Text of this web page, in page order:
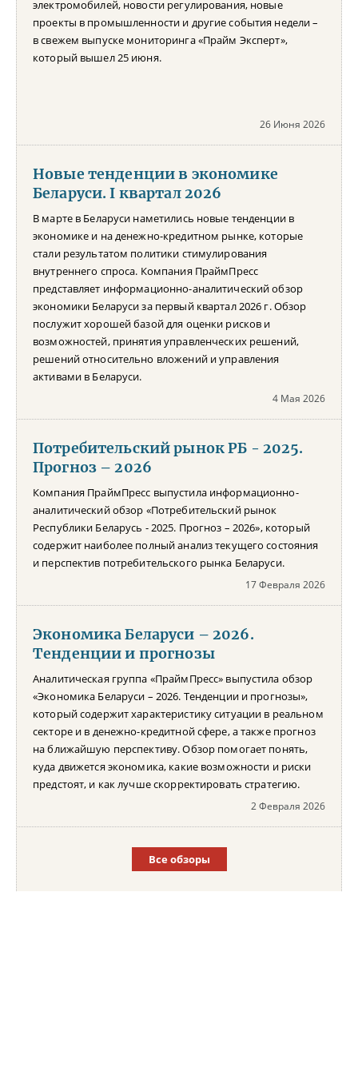
электромобилей, новости регулирования, новые
проекты в промышленности и другие события недели –
в свежем выпуске мониторинга «Прайм Эксперт»,
который вышел 25 июня.
26 Июня 2026
Новые тенденции в экономике
Беларуси. I квартал 2026
В марте в Беларуси наметились новые тенденции в
экономике и на денежно-кредитном рынке, которые
стали результатом политики стимулирования
внутреннего спроса. Компания ПраймПресс
представляет информационно-аналитический обзор
экономики Беларуси за первый квартал 2026 г. Обзор
послужит хорошей базой для оценки рисков и
возможностей, принятия управленческих решений,
решений относительно вложений и управления
активами в Беларуси.
4 Мая 2026
Потребительский рынок РБ - 2025.
Прогноз – 2026
Компания ПраймПресс выпустила информационно-
аналитический обзор «Потребительский рынок
Республики Беларусь - 2025. Прогноз – 2026», который
содержит наиболее полный анализ текущего состояния
и перспектив потребительского рынка Беларуси.
17 Февраля 2026
Экономика Беларуси – 2026.
Тенденции и прогнозы
Аналитическая группа «ПраймПресс» выпустила обзор
«Экономика Беларуси – 2026. Тенденции и прогнозы»,
который содержит характеристику ситуации в реальном
секторе и в денежно-кредитной сфере, а также прогноз
на ближайшую перспективу. Обзор помогает понять,
куда движется экономика, какие возможности и риски
предстоят, и как лучше скорректировать стратегию.
2 Февраля 2026
Все обзоры